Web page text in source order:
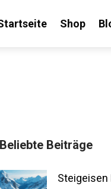
Shop
Beliebte Beiträge
Steigeisen